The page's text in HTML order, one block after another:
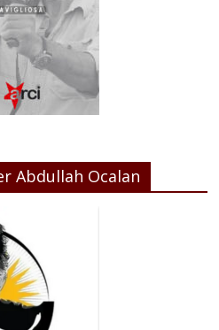
Abdullah Ocalan